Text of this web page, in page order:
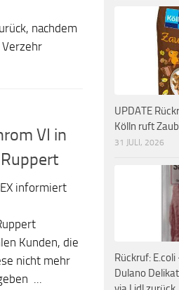
nachdem
VI in
informiert
Kunden, die
nicht mehr
...
UPDATE
Kölln ruft
31 JULI, 2026
Rückruf:
Dulano